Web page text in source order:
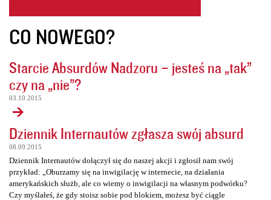
CO NOWEGO?
Starcie Absurdów Nadzoru – jesteś na „tak”
czy na „nie”?
03.10.2015
Dziennik Internautów zgłasza swój absurd
08.09.2015
Dziennik Internautów dołączył się do naszej akcji i zgłosił nam swój
przykład: „Oburzamy się na inwigilację w internecie, na działania
amerykańskich służb, ale co wiemy o inwigilacji na własnym podwórku?
Czy myślałeś, że gdy stoisz sobie pod blokiem, możesz być ciągle